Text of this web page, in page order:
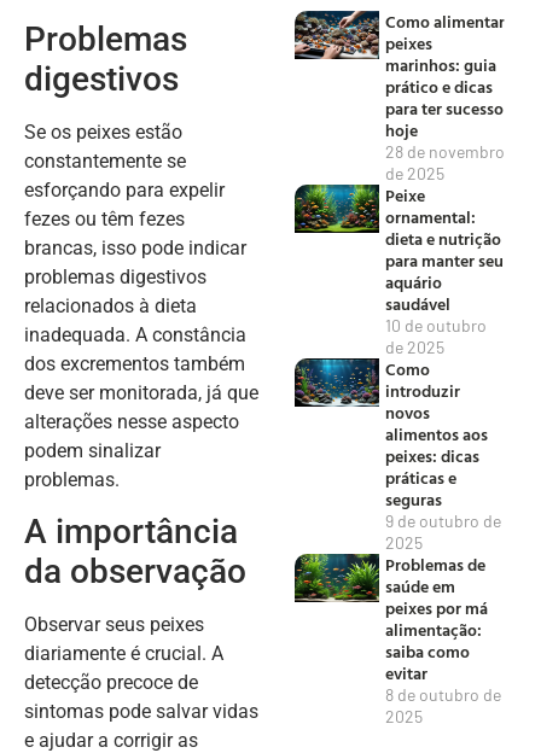
Problemas
digestivos
Se os peixes estão
constantemente se
esforçando para expelir
fezes ou têm fezes
brancas, isso pode indicar
problemas digestivos
relacionados à dieta
inadequada. A constância
dos excrementos também
deve ser monitorada, já que
alterações nesse aspecto
podem sinalizar
problemas.
A importância
da observação
Observar seus peixes
diariamente é crucial. A
detecção precoce de
sintomas pode salvar vidas
e ajudar a corrigir as
Como alimentar
peixes
marinhos: guia
prático e dicas
para ter sucesso
hoje
28 de novembro
de 2025
Peixe
ornamental:
dieta e nutrição
para manter seu
aquário
saudável
10 de outubro
de 2025
Como
introduzir
novos
alimentos aos
peixes: dicas
práticas e
seguras
9 de outubro de
2025
Problemas de
saúde em
peixes por má
alimentação:
saiba como
evitar
8 de outubro de
2025